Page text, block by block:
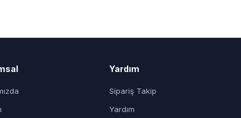
Yardım
Sipariş Takip
Yardım